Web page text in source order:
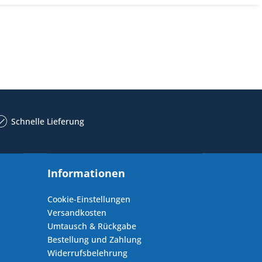
Schnelle Lieferung
Informationen
Cookie-Einstellungen
Versandkosten
Umtausch & Rückgabe
Bestellung und Zahlung
Widerrufsbelehrung